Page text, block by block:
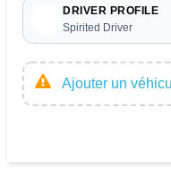
DRIVER PROFILE
Spirited Driver
Ajouter un